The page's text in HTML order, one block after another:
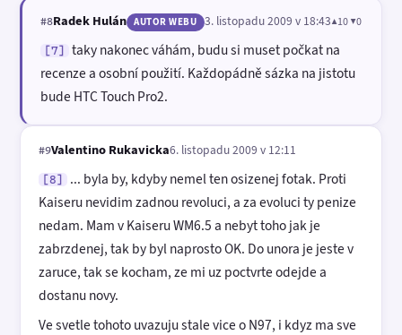
#8Radek Hulán AUTOR WEBU 3. listopadu 2009 v 18:43▲10 ▼0
[7]
taky nakonec váhám, budu si muset počkat na
recenze a osobní použití. Každopádně sázka na jistotu
bude HTC Touch Pro2.
#9Valentino Rukavicka6. listopadu 2009 v 12:11
[8]
... byla by, kdyby nemel ten osizenej fotak. Proti
Kaiseru nevidim zadnou revoluci, a za evoluci ty penize
nedam. Mam v Kaiseru WM6.5 a nebyt toho jak je
zabrzdenej, tak by byl naprosto OK. Do unora je jeste v
zaruce, tak se kocham, ze mi uz poctvrte odejde a
dostanu novy.
Ve svetle tohoto uvazuju stale vice o N97, i kdyz ma sve